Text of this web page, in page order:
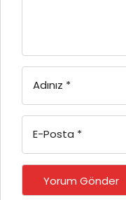
Adınız *
E-Posta *
Yorum Gönder